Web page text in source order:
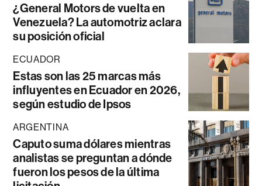
¿General Motors de vuelta en
Venezuela? La automotriz aclara
su posición oficial
ECUADOR
Estas son las 25 marcas más
influyentes en Ecuador en 2026,
según estudio de Ipsos
ARGENTINA
Caputo suma dólares mientras
analistas se preguntan a dónde
fueron los pesos de la última